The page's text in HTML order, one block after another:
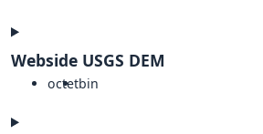
Webside USGS DEM
octetbin